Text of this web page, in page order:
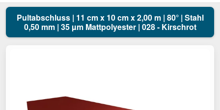
Pultabschluss | 11 cm x 10 cm x 2,00 m | 80° | Stahl
0,50 mm | 35 µm Mattpolyester | 028 - Kirschrot